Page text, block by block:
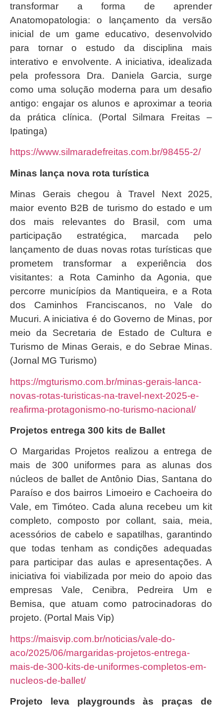
transformar a forma de aprender
Anatomopatologia: o lançamento da versão
inicial de um game educativo, desenvolvido
para tornar o estudo da disciplina mais
interativo e envolvente. A iniciativa, idealizada
pela professora Dra. Daniela Garcia, surge
como uma solução moderna para um desafio
antigo: engajar os alunos e aproximar a teoria
da prática clínica. (Portal Silmara Freitas –
Ipatinga)
https://www.silmaradefreitas.com.br/98455-2/
Minas lança nova rota turística
Minas Gerais chegou à Travel Next 2025,
maior evento B2B de turismo do estado e um
dos mais relevantes do Brasil, com uma
participação estratégica, marcada pelo
lançamento de duas novas rotas turísticas que
prometem transformar a experiência dos
visitantes: a Rota Caminho da Agonia, que
percorre municípios da Mantiqueira, e a Rota
dos Caminhos Franciscanos, no Vale do
Mucuri. A iniciativa é do Governo de Minas, por
meio da Secretaria de Estado de Cultura e
Turismo de Minas Gerais, e do Sebrae Minas.
(Jornal MG Turismo)
https://mgturismo.com.br/minas-gerais-lanca-
novas-rotas-turisticas-na-travel-next-2025-e-
reafirma-protagonismo-no-turismo-nacional/
Projetos entrega 300 kits de Ballet
O Margaridas Projetos realizou a entrega de
mais de 300 uniformes para as alunas dos
núcleos de ballet de Antônio Dias, Santana do
Paraíso e dos bairros Limoeiro e Cachoeira do
Vale, em Timóteo. Cada aluna recebeu um kit
completo, composto por collant, saia, meia,
acessórios de cabelo e sapatilhas, garantindo
que todas tenham as condições adequadas
para participar das aulas e apresentações. A
iniciativa foi viabilizada por meio do apoio das
empresas Vale, Cenibra, Pedreira Um e
Bemisa, que atuam como patrocinadoras do
projeto. (Portal Mais Vip)
https://maisvip.com.br/noticias/vale-do-
aco/2025/06/margaridas-projetos-entrega-
mais-de-300-kits-de-uniformes-completos-em-
nucleos-de-ballet/
Projeto leva playgrounds às praças de